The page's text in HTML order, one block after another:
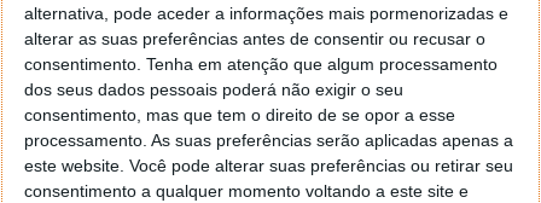
alternativa, pode aceder a informações mais pormenorizadas e
alterar as suas preferências antes de consentir ou recusar o
consentimento. Tenha em atenção que algum processamento
dos seus dados pessoais poderá não exigir o seu
consentimento, mas que tem o direito de se opor a esse
processamento. As suas preferências serão aplicadas apenas a
este website. Você pode alterar suas preferências ou retirar seu
consentimento a qualquer momento voltando a este site e
Vítor M.
7 de Novembro de 2005 às 11:21
@Rui
Tens de encontrar o que te falei. Faz da seguinte maneira,
janela iniciar e no topo dessa janela com o botão direito do
rato faz propriedades. Depois no separador Menu ‘Iniciar’
clica no botão ‘Personalizar’ aí encontrarás no separador
geral a opção para escolheres o Browser com que queres